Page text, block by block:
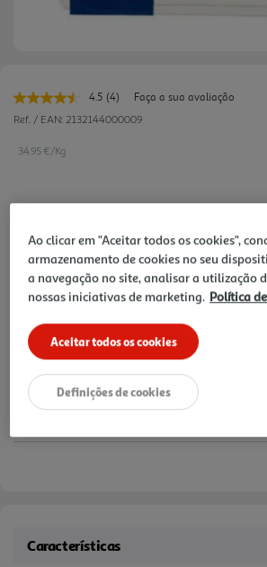
4.5 Leu
4
página.
(4)
Faça a sua avaliação
Ref. / EAN: 2132144000009
34.95 €/Kg
6,99 €
Notas de preparação
Características
Ao clicar em "Aceitar todos os cookies",
armazenamento de cookies no seu
a navegação no site, analisar a utilização
nossas iniciativas de marketing. Política
Aceitar todos os cookies
Definições de cookies